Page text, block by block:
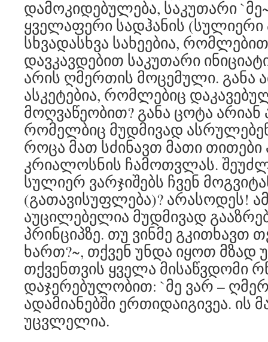
დამოკიდებულება, საკუთარი
ყველაფერი სადჰანის (სულიერი
სხვადასხვა სახეებია,
დავკავდებით საკუთარი
არის ღმერთის მოცემული. განა
ასკეტებია, რომლებიც
მოღვაწეობით? განა ცოტა არიან
რომელბიც მუდმივად ასრულებენ
როცა მათ სძინავთ მათი
კრიალოსნის ჩამოთვლას.
სულიერ ვარჯიშებს ჩვენ
(გათავისუფლება)? არასოდეს!
აუცილებელია მუდმივად
პრინციპზე. თუ ვინმე გკითხავთ
ხართ?~, თქვენ უნდა იყოთ მზად
თქვენთვის ყველა მისაწვდომი
დაჯერებულობით: `მე ვარ –
ადამიანებში ერთიდაიგივეა. ის
უცვლელია.